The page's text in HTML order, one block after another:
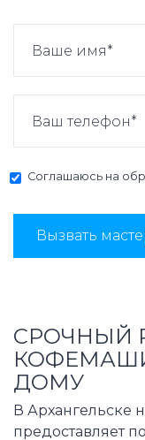
Соглашаюсь на
Вызвать
СРОЧНЫЙ
ДОМУ
В Архангельске
предоставляет